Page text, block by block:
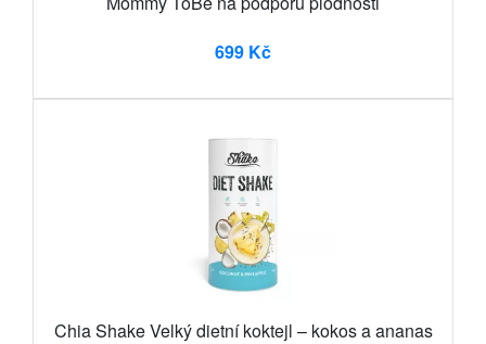
699 Kč
Chia Shake Velký dietní koktejl – kokos a ananas